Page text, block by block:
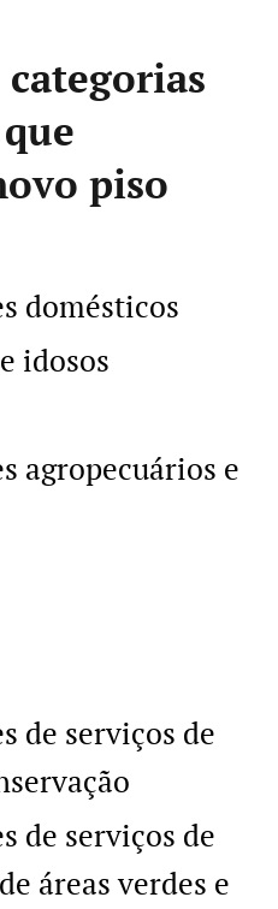
piso
domésticos
idosos
agropecuários e
de serviços de
de serviços de
áreas verdes e